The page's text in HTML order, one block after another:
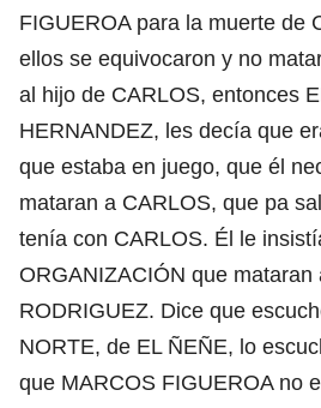
FIGUEROA para la muerte de
ellos se equivocaron y no
al hijo de CARLOS, entonces
HERNANDEZ, les decía que
que estaba en juego, que él
mataran a CARLOS, que pa
tenía con CARLOS. Él le
ORGANIZACIÓN que mataran
RODRIGUEZ. Dice que
NORTE, de EL ÑEÑE, lo
que MARCOS FIGUEROA no